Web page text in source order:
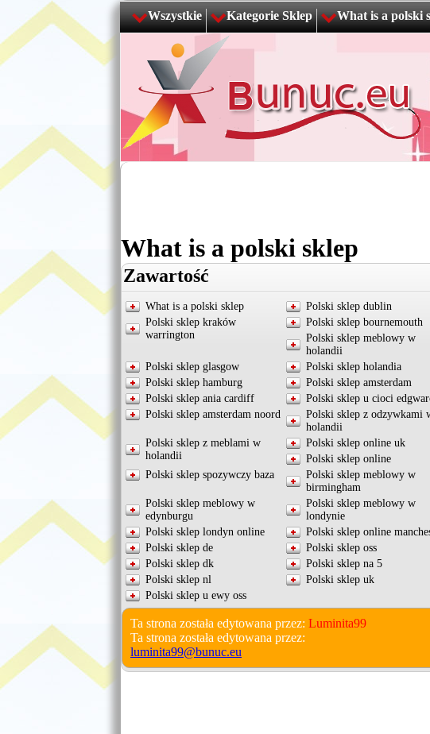
Wszystkie Kategorie Sklep What is a polski
What is a polski sklep
Zawartość
What is a polski sklep
Polski sklep dublin
Polski sklep kraków
warrington
Polski sklep bournemouth
Polski sklep meblowy w
holandii
Polski sklep glasgow
Polski sklep holandia
Polski sklep hamburg
Polski sklep amsterdam
Polski sklep ania cardiff
Polski sklep u cioci
Polski sklep amsterdam noord
Polski sklep z odzywkami
holandii
Polski sklep z meblami w
holandii
Polski sklep online uk
Polski sklep online
Polski sklep spozywczy baza
Polski sklep meblowy w
birmingham
Polski sklep meblowy w
edynburgu
Polski sklep meblowy w
londynie
Polski sklep londyn online
Polski sklep online
Polski sklep de
Polski sklep oss
Polski sklep dk
Polski sklep na 5
Polski sklep nl
Polski sklep uk
Polski sklep u ewy oss
Ta strona została edytowana przez: Luminita99
Ta strona została edytowana przez:
luminita99@bunuc.eu